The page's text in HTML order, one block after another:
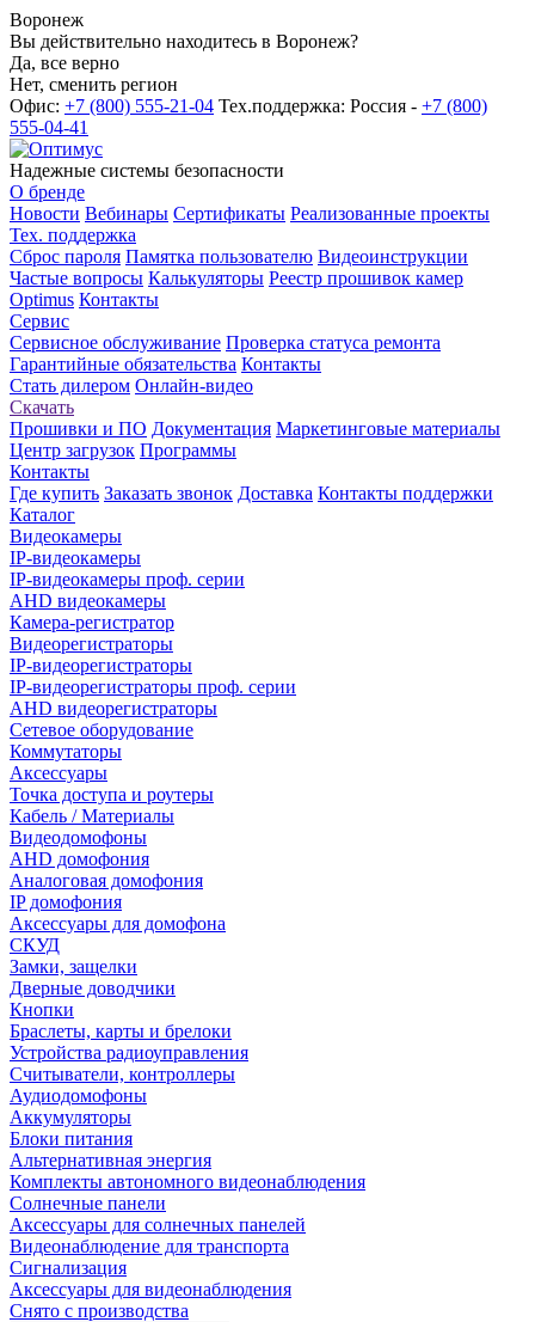
Воронеж
Вы действительно находитесь в Воронеж?
Да, все верно
Нет, сменить регион
Офис: +7 (800) 555-21-04 Тех.поддержка: Россия - +7 (800)
555-04-41
Надежные системы безопасности
О бренде
Новости Вебинары Сертификаты Реализованные проекты
Тех. поддержка
Сброс пароля Памятка пользователю Видеоинструкции
Частые вопросы Калькуляторы Реестр прошивок камер
Optimus Контакты
Сервис
Сервисное обслуживание Проверка статуса ремонта
Гарантийные обязательства Контакты
Стать дилером Онлайн-видео
Скачать
Прошивки и ПО Документация Маркетинговые материалы
Центр загрузок Программы
Контакты
Где купить Заказать звонок Доставка Контакты поддержки
Каталог
Видеокамеры
IP-видеокамеры
IP-видеокамеры проф. серии
AHD видеокамеры
Камера-регистратор
Видеорегистраторы
IP-видеорегистраторы
IP-видеорегистраторы проф. серии
AHD видеорегистраторы
Сетевое оборудование
Коммутаторы
Аксессуары
Точка доступа и роутеры
Кабель / Материалы
Видеодомофоны
AHD домофония
Аналоговая домофония
IP домофония
Аксессуары для домофона
СКУД
Замки, защелки
Дверные доводчики
Кнопки
Браслеты, карты и брелоки
Устройства радиоуправления
Считыватели, контроллеры
Аудиодомофоны
Аккумуляторы
Блоки питания
Альтернативная энергия
Комплекты автономного видеонаблюдения
Солнечные панели
Аксессуары для солнечных панелей
Видеонаблюдение для транспорта
Сигнализация
Аксессуары для видеонаблюдения
Снято с производства